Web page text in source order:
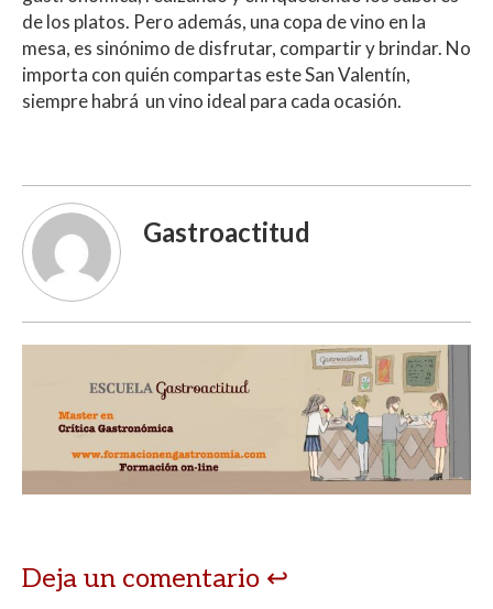
de los platos. Pero además, una copa de vino en la
mesa, es sinónimo de disfrutar, compartir y brindar. No
importa con quién compartas este San Valentín,
siempre habrá un vino ideal para cada ocasión.
Gastroactitud
Deja un comentario